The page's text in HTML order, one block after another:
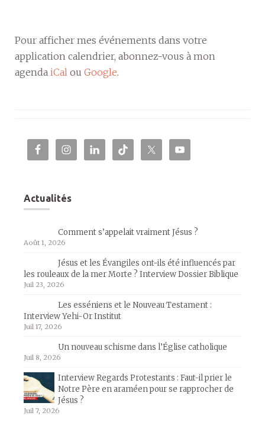
Pour afficher mes événements dans votre
application calendrier, abonnez-vous à mon
agenda iCal ou Google.
Actualités
Comment s’appelait vraiment Jésus ?
Août 1, 2026
Jésus et les Évangiles ont-ils été influencés par
les rouleaux de la mer Morte ? Interview Dossier Biblique
Juil 23, 2026
Les esséniens et le Nouveau Testament :
Interview Yehi-Or Institut
Juil 17, 2026
Un nouveau schisme dans l’Église catholique
Juil 8, 2026
Interview Regards Protestants : Faut-il prier le
Notre Père en araméen pour se rapprocher de
Jésus ?
Juil 7, 2026